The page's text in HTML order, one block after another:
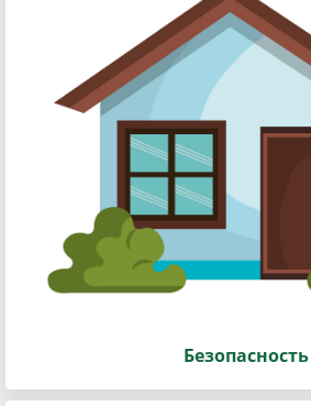
Безопасность